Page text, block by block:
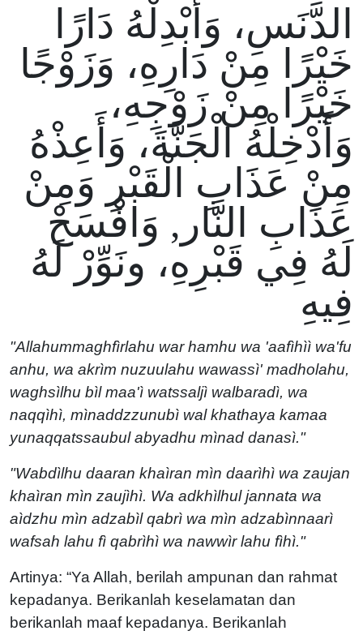
الدَّنَسِ، وَأَبْدِلْهُ دَارًا
خَيْرًا مِنْ دَارِهِ، وَزَوْجًا
خَيْرًا مِنْ زَوْجِهِ،
وَأَدْخِلْهُ الْجَنَّةَ، وَأَعِذْهُ
مِنْ عَذَابِ الْقَبْرِ وَمِنْ
عَذَابِ النَّار, وَافْسَحْ
لَهُ فِي قَبْرِهِ، ونَوِّرْ لَهُ
فِيهِ
"Allahummaghfìrlahu war hamhu wa 'aafìhìì wa'fu
anhu, wa akrìm nuzuulahu wawassì' madholahu,
waghsìlhu bìl maa'ì watssaljì walbaradì, wa
naqqìhì, mìnaddzzunubì wal khathaya kamaa
yunaqqatssaubul abyadhu mìnad danasì."
"Wabdìlhu daaran khaìran mìn daarìhì wa zaujan
khaìran mìn zaujìhì. Wa adkhìlhul jannata wa
aìdzhu mìn adzabìl qabrì wa mìn adzabìnnaarì
wafsah lahu fì qabrìhì wa nawwìr lahu fìhì."
Artinya: “Ya Allah, berilah ampunan dan rahmat
kepadanya. Berikanlah keselamatan dan
berikanlah maaf kepadanya. Berikanlah